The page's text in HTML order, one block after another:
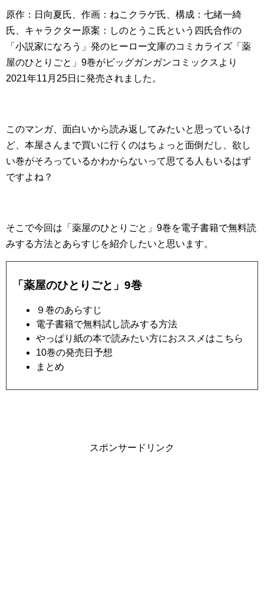
原作：日向夏氏、作画：ねこクラゲ氏、構成：七緒一綺
氏、キャラクター原案：しのとうこ氏という四氏合作の
「小説家になろう」発のヒーロー文庫のコミカライズ「薬
屋のひとりごと」9巻がビッグガンガンコミックスより
2021年11月25日に発売されました。
このマンガ、面白いから読み返してみたいと思っているけ
ど、本屋さんまで買いに行くのはちょっと面倒だし、欲し
い巻がそろっているかわからないって思てる人もいるはず
ですよね？
そこで今回は「薬屋のひとりごと」9巻を電子書籍で無料読
みする方法とあらすじを紹介したいと思います。
「薬屋のひとりごと」9巻
９巻のあらすじ
電子書籍で無料試し読みする方法
やっぱり紙の本で読みたい方におススメはこちら
10巻の発売日予想
まとめ
スポンサードリンク